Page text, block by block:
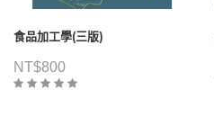
食品加工學(三版)
NT$800